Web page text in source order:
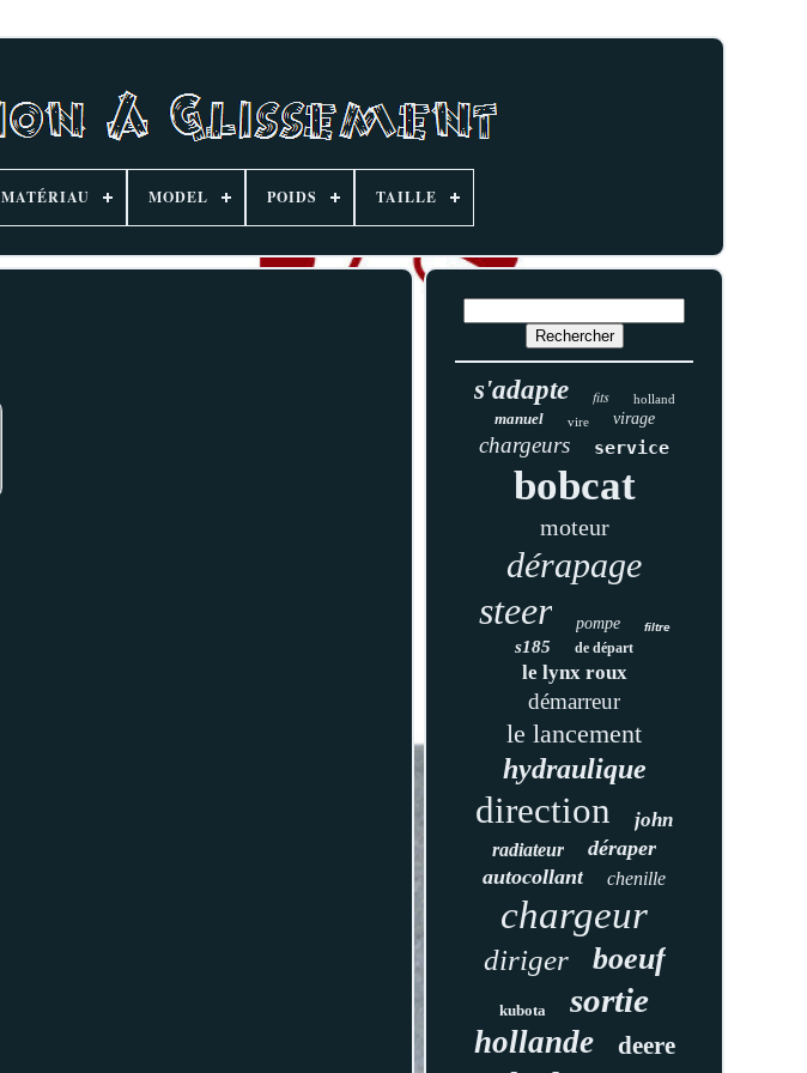
MATÉRIAU MODEL POIDS TAILLE
s'adapte fits holland
manuel vire virage
chargeurs service
bobcat
moteur
dérapage
steer pompe filtre
s185 de départ
le lynx roux
démarreur
le lancement
hydraulique
direction john
radiateur
déraper
autocollant
chenille
chargeur
diriger boeuf
kubota sortie
hollande deere